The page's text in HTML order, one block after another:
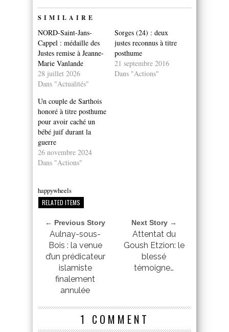
SIMILAIRE
NORD-Saint-Jans-
Cappel : médaille des
Justes remise à Jeanne-
Marie Vanlande
28 juillet 2026
Dans "Actualités"
Sorges (24) : deux
justes reconnus à titre
posthume
21 septembre 2016
Dans "Actions"
Un couple de Sarthois
honoré à titre posthume
pour avoir caché un
bébé juif durant la
guerre
26 novembre 2024
Dans "Actions"
happywheels
RELATED ITEMS
← Previous Story
Aulnay-sous-
Bois : la venue
d’un prédicateur
islamiste
finalement
annulée
Next Story →
Attentat du
Goush Etzion: le
blessé
témoigne…
1 COMMENT